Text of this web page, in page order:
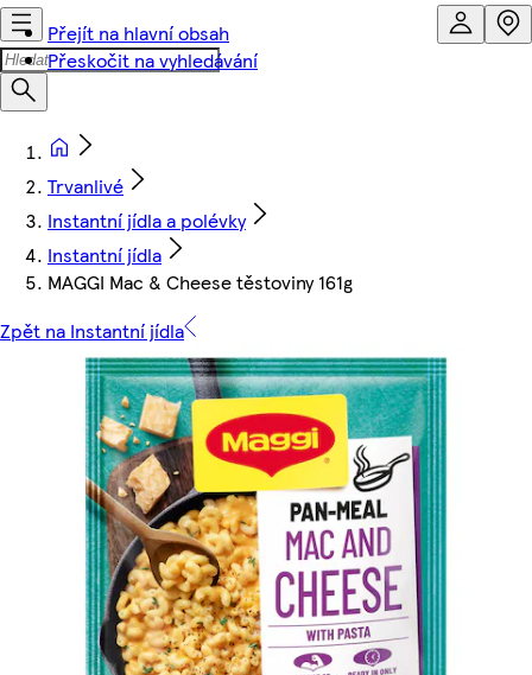
Přejít na hlavní obsah
Přeskočit na vyhledávání
Trvanlivé
Instantní jídla a polévky
Instantní jídla
MAGGI Mac & Cheese těstoviny 161g
Zpět na Instantní jídla